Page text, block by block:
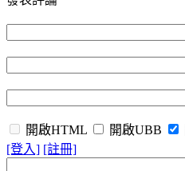
開啟HTML 開啟UBB
[登入] [註冊]